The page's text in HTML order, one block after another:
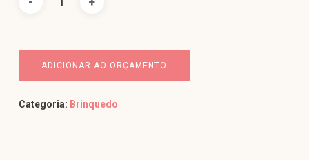
ADICIONAR AO ORÇAMENTO
Categoria: Brinquedo